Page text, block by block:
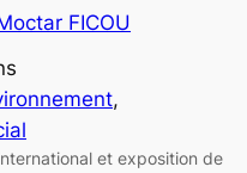
FICOU
et exposition de